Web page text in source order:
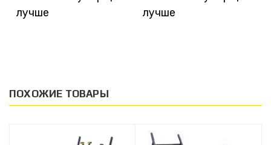
лучше
лучше
ПОХОЖИЕ ТОВАРЫ